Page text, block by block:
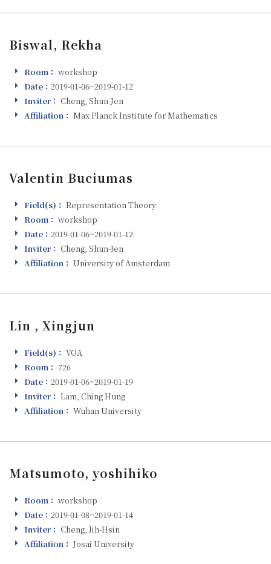
Biswal, Rekha
Room
Room： workshop
Visiting
Date： 2019-01-06~2019-01-12
Inviter
Inviter： Cheng, Shun-Jen
Affiliation
Affiliation： Max Planck Institute for Mathematics
Valentin Buciumas
Field(s)
Field(s)： Representation Theory
Room
Room： workshop
Visiting
Date： 2019-01-06~2019-01-12
Inviter
Inviter： Cheng, Shun-Jen
Affiliation
Affiliation： University of Amsterdam
Lin , Xingjun
Field(s)
Field(s)： VOA
Room
Room： 726
Visiting
Date： 2019-01-06~2019-01-19
Inviter
Inviter： Lam, Ching Hung
Affiliation
Affiliation： Wuhan University
Matsumoto, yoshihiko
Room
Room： workshop
Visiting
Date： 2019-01-08~2019-01-14
Inviter
Inviter： Cheng, Jih-Hsin
Affiliation
Affiliation： Josai University